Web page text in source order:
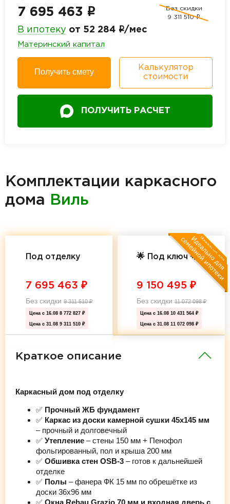
7 695 463 i
Без скидки
9 311 510 i
В ипотеку от 52 284 i/мес
Материнский капитал
Получить смету
Калькулятор
стоимости
ПОЛУЧИТЬ РАСЧЕТ
Комплектации каркасного
дома
Виль
Под отделку
7 695 463 ₽
Без скидки9 311 510₽
Цена с 16.08 8 772 827 ₽
Цена с 31.08 9 311 510 ₽
🌟 Под ключ 🌟
9 150 495 ₽
Без скидки11 072 098₽
Цена с 16.08 10 431 564 ₽
Цена с 31.08 11 072 098 ₽
Краткое описание
Каркасный дом под отделку
✅ Прочный ЖБ фундамент
✅ Каркас из доски камерной сушки 45х145 мм
– прочный и долговечный
✅ Утепление – стены 150 мм + Пенофол
фольгированный, пол и крыша 200 мм
✅ Обшивка стен OSB-3 – готов к дальнейшей
отделке
✅ Полы – фанера ФК 15 мм по обрешётке из
доски 36х96 мм
✅ Окна Rehau Grazio 70 мм и входная дверь с